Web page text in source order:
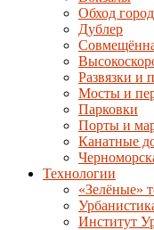
Обход
Дублер
Развязки и
Мосты и
Парковки
Порты и
Канатные
Технологии
«Зелёные»
Институт